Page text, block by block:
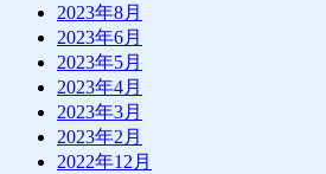
2023年8月
2023年6月
2023年5月
2023年4月
2023年3月
2023年2月
2022年12月